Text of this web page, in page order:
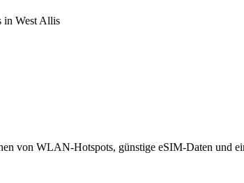
in West Allis
von WLAN-Hotspots, günstige eSIM-Daten und